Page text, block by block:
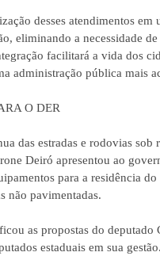
desses atendimentos
eliminando a necessidade
facilitará a vida dos
administração pública mais
O DER
das estradas e rodovias
Deiró apresentou ao
para a residência
não pavimentadas.
as propostas do
estaduais em sua